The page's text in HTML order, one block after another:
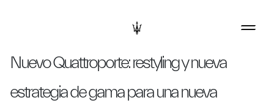
Nuevo Quattroporte: restyling y nueva
estrategia de gama para una nueva